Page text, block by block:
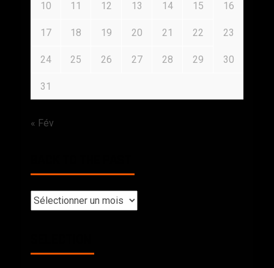
10 11 12 13 14 15 16
17 18 19 20 21 22 23
24 25 26 27 28 29 30
31
« Fév